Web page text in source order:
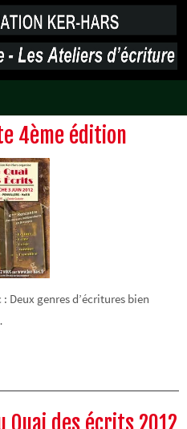
4ème édition
Deux genres d’écritures bien
Quai des écrits 2012